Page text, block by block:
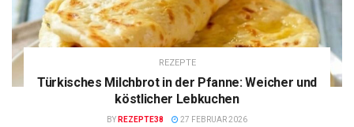
REZEPTE
Türkisches Milchbrot in der Pfanne: Weicher und
köstlicher Lebkuchen
BY REZEPTE38 27 FEBRUAR 2026